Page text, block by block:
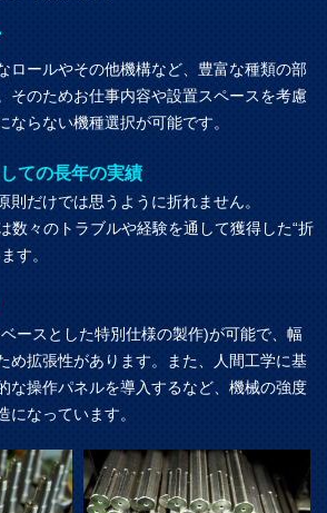
ロールやその他機構など、豊富な種類の部
そのためお仕事内容や設置スペースを考慮
ならない機種選択が可能です。
ての長年の実績
則だけでは思うように折れません。
数々のトラブルや経験を通して獲得した“折
す。
ースとした特別仕様の製作)が可能で、幅
め拡張性があります。また、人間工学に基
な操作パネルを導入するなど、機械の強度
になっています。